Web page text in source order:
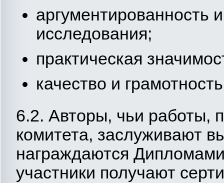
аргументированность
исследования;
практическая
качество и
6.2. Авторы, чьи работы,
комитета, заслуживают
награждаются
участники получают